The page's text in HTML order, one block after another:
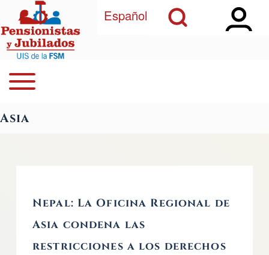
Pasar al contenido principal
Close Search Block
Open Sidebar
Open Search Block
Español
Navegación principal
Open or Close horizontal Main Menu
Asia
Nepal: La Oficina Regional de
Asia condena las
restricciones a los derechos